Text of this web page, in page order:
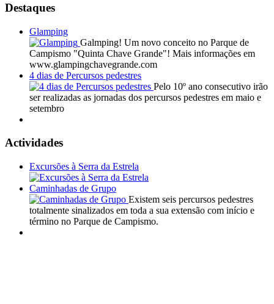
Destaques
Glamping
Galmping! Um novo conceito no Parque de
Campismo "Quinta Chave Grande"! Mais informações em
www.glampingchavegrande.com
4 dias de Percursos pedestres
Pelo 10º ano consecutivo irão
ser realizadas as jornadas dos percursos pedestres em maio e
setembro
Actividades
Excursões à Serra da Estrela
Caminhadas de Grupo
Existem seis percursos pedestres
totalmente sinalizados em toda a sua extensão com início e
término no Parque de Campismo.